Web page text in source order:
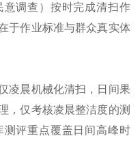
意调查） 按时完成清扫作
于作业标准与群众真实体
凌晨机械化清扫，日间果
，仅考核凌晨整洁度的测
评重点覆盖日间高峰时